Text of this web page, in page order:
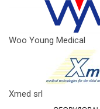
Woo Young Medical
Xmed srl